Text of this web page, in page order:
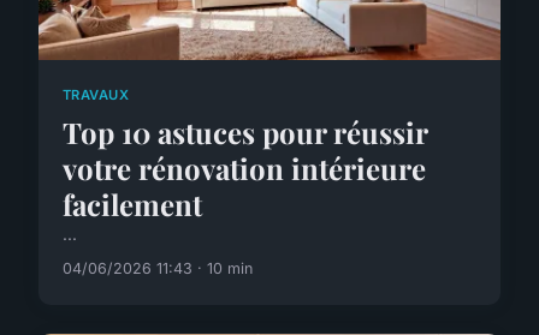
TRAVAUX
Top 10 astuces pour réussir
votre rénovation intérieure
facilement
...
04/06/2026 11:43 · 10 min